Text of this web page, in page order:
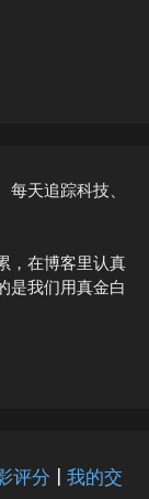
天追踪科技、
，在博客里认真
是我们用真金白
评分 | 我的交